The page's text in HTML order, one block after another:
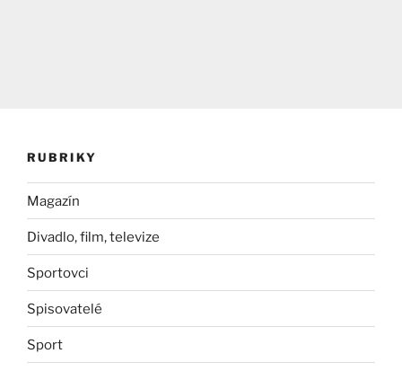
RUBRIKY
Magazín
Divadlo, film, televize
Sportovci
Spisovatelé
Sport